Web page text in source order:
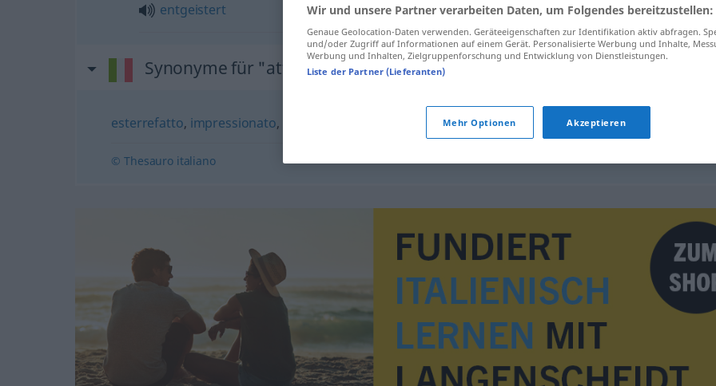
entgeistert attonito
Synonyme für "attonito"
esterrefatto, impressionato, sbigottito,sorpreso stupefatto,
© Thesauro italiano
Wir und unsere Partner verarbeiten Daten, um Folgendes bereitzustellen:
Genaue Geolocation-Daten verwenden. Geräteeigenschaften zur Identifikation aktiv abfragen.
und/oder Zugriff auf Informationen auf einem Gerät. Personalisierte Werbung und Inhalte,
Werbung und Inhalten, Zielgruppenforschung und Entwicklung von Dienstleistungen.
Liste der Partner (Lieferanten)
Mehr Optionen Akzeptieren